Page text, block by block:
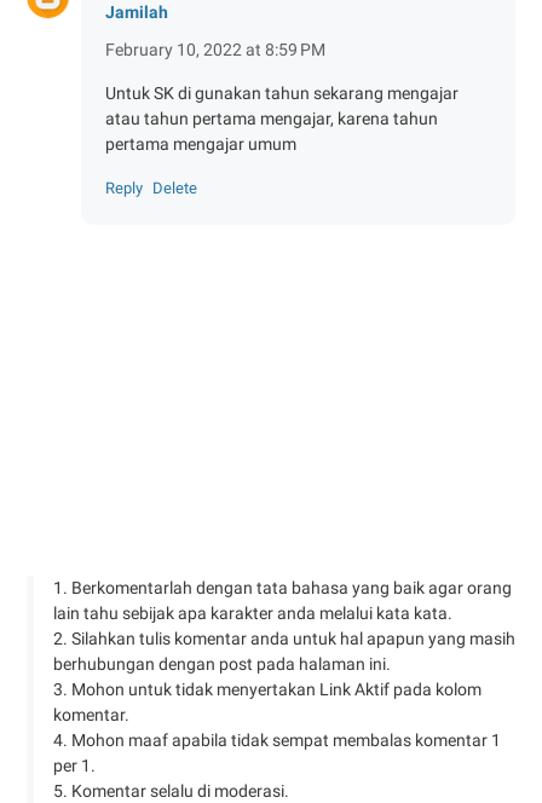
Jamilah
February 10, 2022 at 8:59 PM
Untuk SK di gunakan tahun sekarang mengajar
atau tahun pertama mengajar, karena tahun
pertama mengajar umum
Reply Delete
1. Berkomentarlah dengan tata bahasa yang baik agar orang
lain tahu sebijak apa karakter anda melalui kata kata.
2. Silahkan tulis komentar anda untuk hal apapun yang masih
berhubungan dengan post pada halaman ini.
3. Mohon untuk tidak menyertakan Link Aktif pada kolom
komentar.
4. Mohon maaf apabila tidak sempat membalas komentar 1
per 1.
5. Komentar selalu di moderasi.